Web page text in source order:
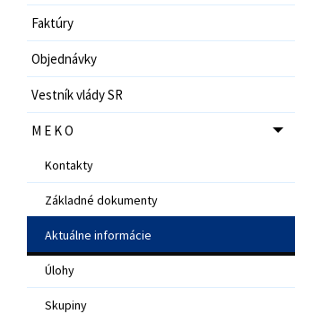
Faktúry
Objednávky
Vestník vlády SR
M E K O
Kontakty
Základné dokumenty
Aktuálne informácie
Úlohy
Skupiny